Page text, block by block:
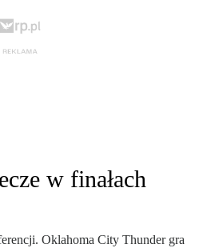
w finałach
Oklahoma City Thunder gra